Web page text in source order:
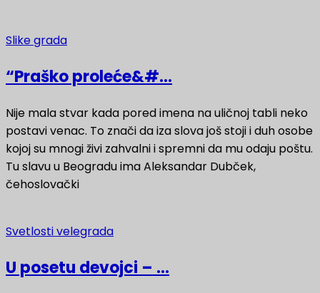
Slike grada
“Praško proleće&#...
Nije mala stvar kada pored imena na uličnoj tabli neko
postavi venac. To znači da iza slova još stoji i duh osobe
kojoj su mnogi živi zahvalni i spremni da mu odaju poštu.
Tu slavu u Beogradu ima Aleksandar Dubček,
čehoslovački
Svetlosti velegrada
U posetu devojci – ...